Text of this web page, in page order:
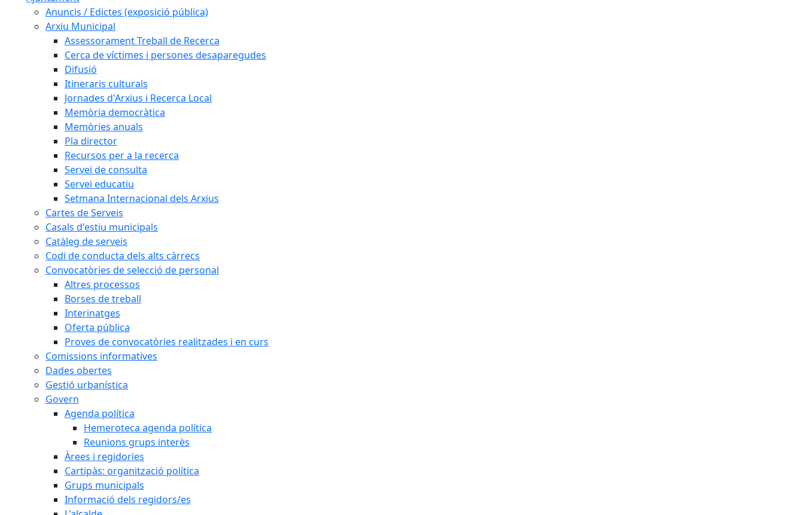
Anuncis / Edictes (exposició pública)
Arxiu Municipal
Assessorament Treball de Recerca
Cerca de víctimes i persones desaparegudes
Difusió
Itineraris culturals
Jornades d'Arxius i Recerca Local
Memòria democràtica
Memòries anuals
Pla director
Recursos per a la recerca
Servei de consulta
Servei educatiu
Setmana Internacional dels Arxius
Cartes de Serveis
Casals d'estiu municipals
Catàleg de serveis
Codi de conducta dels alts càrrecs
Convocatòries de selecció de personal
Altres processos
Borses de treball
Interinatges
Oferta pública
Proves de convocatòries realitzades i en curs
Comissions informatives
Dades obertes
Gestió urbanística
Govern
Agenda política
Hemeroteca agenda política
Reunions grups interès
Àrees i regidories
Cartipàs: organització política
Grups municipals
Informació dels regidors/es